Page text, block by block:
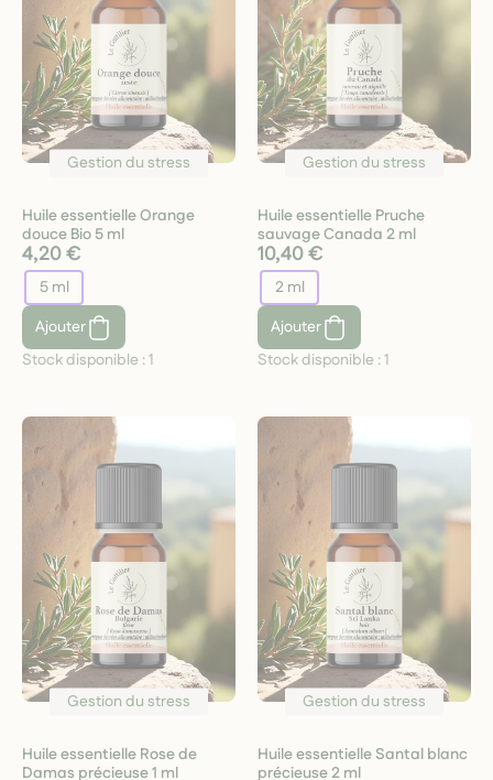
Gestion du stress
Huile essentielle Orange
douce Bio 5 ml
4,20 €
5 ml
Ajouter
Stock disponible :1
Gestion du stress
Huile essentielle Pruche
sauvage Canada 2 ml
10,40 €
2 ml
Ajouter
Stock disponible :1
Gestion du stress
Huile essentielle Rose de
Damas précieuse 1 ml
Gestion du stress
Huile essentielle Santal blanc
précieuse 2 ml